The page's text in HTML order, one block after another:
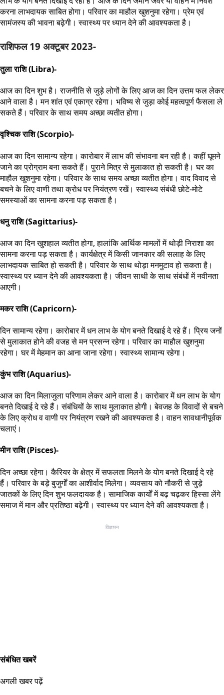
करना लाभदायक साबित होगा। परिवार का माहौल खुशनुमा रहेगा। प्रेम एवं
सामंजस्य की भावना बढ़ेगी। स्वास्थ्य पर ध्यान देने की आवश्यकता है।
राशिफल 19 अक्टूबर 2023-
तुला राशि (Libra)-
आज का दिन शुभ है। राजनीति से जुड़े लोगों के लिए आज का दिन उत्तम फल लेकर
आने वाला है। मन शांत एवं एकाग्र रहेगा। भविष्य से जुड़ा कोई महत्वपूर्ण फैसला ले
सकते हैं। परिवार के साथ समय अच्छा व्यतीत होगा।
वृश्चिक राशि (Scorpio)-
आज का दिन सामान्य रहेगा। कारोबार में लाभ की संभावना बन रही है। कहीं घूमने
जाने का प्रोग्राम बना सकते हैं। पुराने मित्र से मुलाकात हो सकती है। घर का
माहौल खुशनुमा रहेगा। परिवार के साथ समय अच्छा व्यतीत होगा। वाद विवाद से
बचने के लिए वाणी तथा क्रोध पर नियंत्रण रखें। स्वास्थ्य संबंधी छोटे-मोटे
समस्याओं का सामना करना पड़ सकता है।
धनु राशि (Sagittarius)-
आज का दिन खुशहाल व्यतीत होगा, हालांकि आर्थिक मामलों में थोड़ी निराशा का
सामना करना पड़ सकता है। कार्यक्षेत्र में किसी जानकार की सलाह के लिए
लाभदायक साबित हो सकती है। परिवार के साथ थोड़ा मनमुटाव हो सकता है।
स्वास्थ्य पर ध्यान देने की आवश्यकता है। जीवन साथी के साथ संबंधों में नवीनता
आएगी।
मकर राशि (Capricorn)-
दिन सामान्य रहेगा। कारोबार में धन लाभ के योग बनते दिखाई दे रहे हैं। प्रिय जनों
से मुलाकात होने की वजह से मन प्रसन्न रहेगा। परिवार का माहौल खुशनुमा
रहेगा। घर में मेहमान का आना जाना रहेगा। स्वास्थ्य सामान्य रहेगा।
कुंभ राशि (Aquarius)-
आज का दिन मिलाजुला परिणाम लेकर आने वाला है। कारोबार में धन लाभ के योग
बनते दिखाई दे रहे हैं। संबंधियों के साथ मुलाकात होगी। बेवजह के विवादों से बचने
के लिए क्रोध व वाणी पर नियंत्रण रखने की आवश्यकता है। वाहन सावधानीपूर्वक
चलाएं।
मीन राशि (Pisces)-
दिन अच्छा रहेगा। कैरियर के क्षेत्र में सफलता मिलने के योग बनते दिखाई दे रहे
हैं। परिवार के बड़े बुजुर्गों का आशीर्वाद मिलेगा। व्यवसाय को नौकरी से जुड़े
जातकों के लिए दिन शुभ फलदायक है। सामाजिक कार्यों में बढ़ चढ़कर हिस्सा लेंगे
समाज में मान और प्रतिष्ठा बढ़ेगी। स्वास्थ्य पर ध्यान देने की आवश्यकता है।
विज्ञापन
संबंधित खबरें
अगली खबर पढ़ें